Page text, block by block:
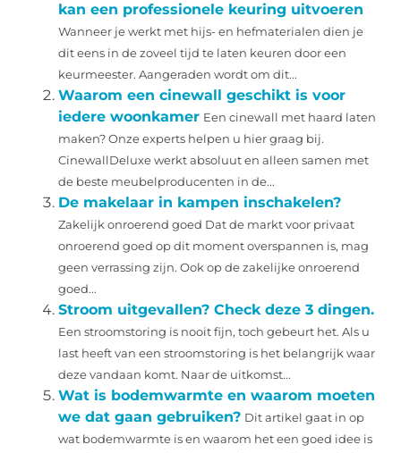
kan een professionele keuring uitvoeren
Wanneer je werkt met hijs- en hefmaterialen dien je
dit eens in de zoveel tijd te laten keuren door een
keurmeester. Aangeraden wordt om dit...
Waarom een cinewall geschikt is voor
iedere woonkamer Een cinewall met haard laten
maken? Onze experts helpen u hier graag bij.
CinewallDeluxe werkt absoluut en alleen samen met
de beste meubelproducenten in de...
De makelaar in kampen inschakelen?
Zakelijk onroerend goed Dat de markt voor privaat
onroerend goed op dit moment overspannen is, mag
geen verrassing zijn. Ook op de zakelijke onroerend
goed...
Stroom uitgevallen? Check deze 3 dingen.
Een stroomstoring is nooit fijn, toch gebeurt het. Als u
last heeft van een stroomstoring is het belangrijk waar
deze vandaan komt. Naar de uitkomst...
Wat is bodemwarmte en waarom moeten
we dat gaan gebruiken? Dit artikel gaat in op
wat bodemwarmte is en waarom het een goed idee is